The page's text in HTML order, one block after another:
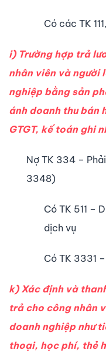
Có các TK
i) Trường hợp trả
nhân viên và người
nghiệp bằng sản
ánh doanh thu bán
GTGT, kế toán ghi
Nợ TK 334 –
3348)
Có TK 511 –
dịch vụ
Có TK 3331
k) Xác định và
trả cho công nhân
doanh nghiệp như
thoại, học phí, thẻ